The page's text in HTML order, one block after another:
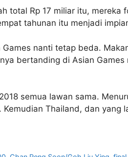
total Rp 17 miliar itu, mereka
tahunan itu menjadi
nanti tetap beda.
bertanding di Asian
semua lawan sama.
Thailand, dan